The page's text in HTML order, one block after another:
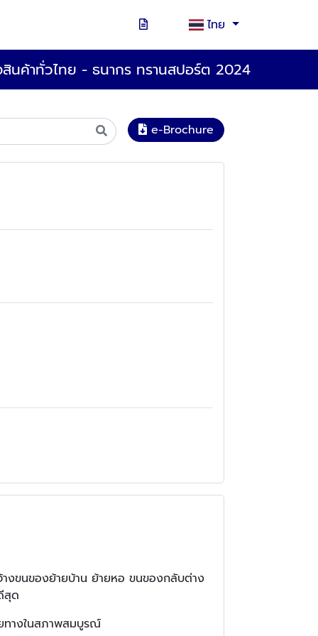
ไทย
นค้าทั่วไทย - ธนากร ทรานสปอร์ต 2024
e-Brochure
งขนของย้ายบ้าน ย้ายหอ ขนของกลับต่าง
สุด
ทางในสภาพสมบูรณ์